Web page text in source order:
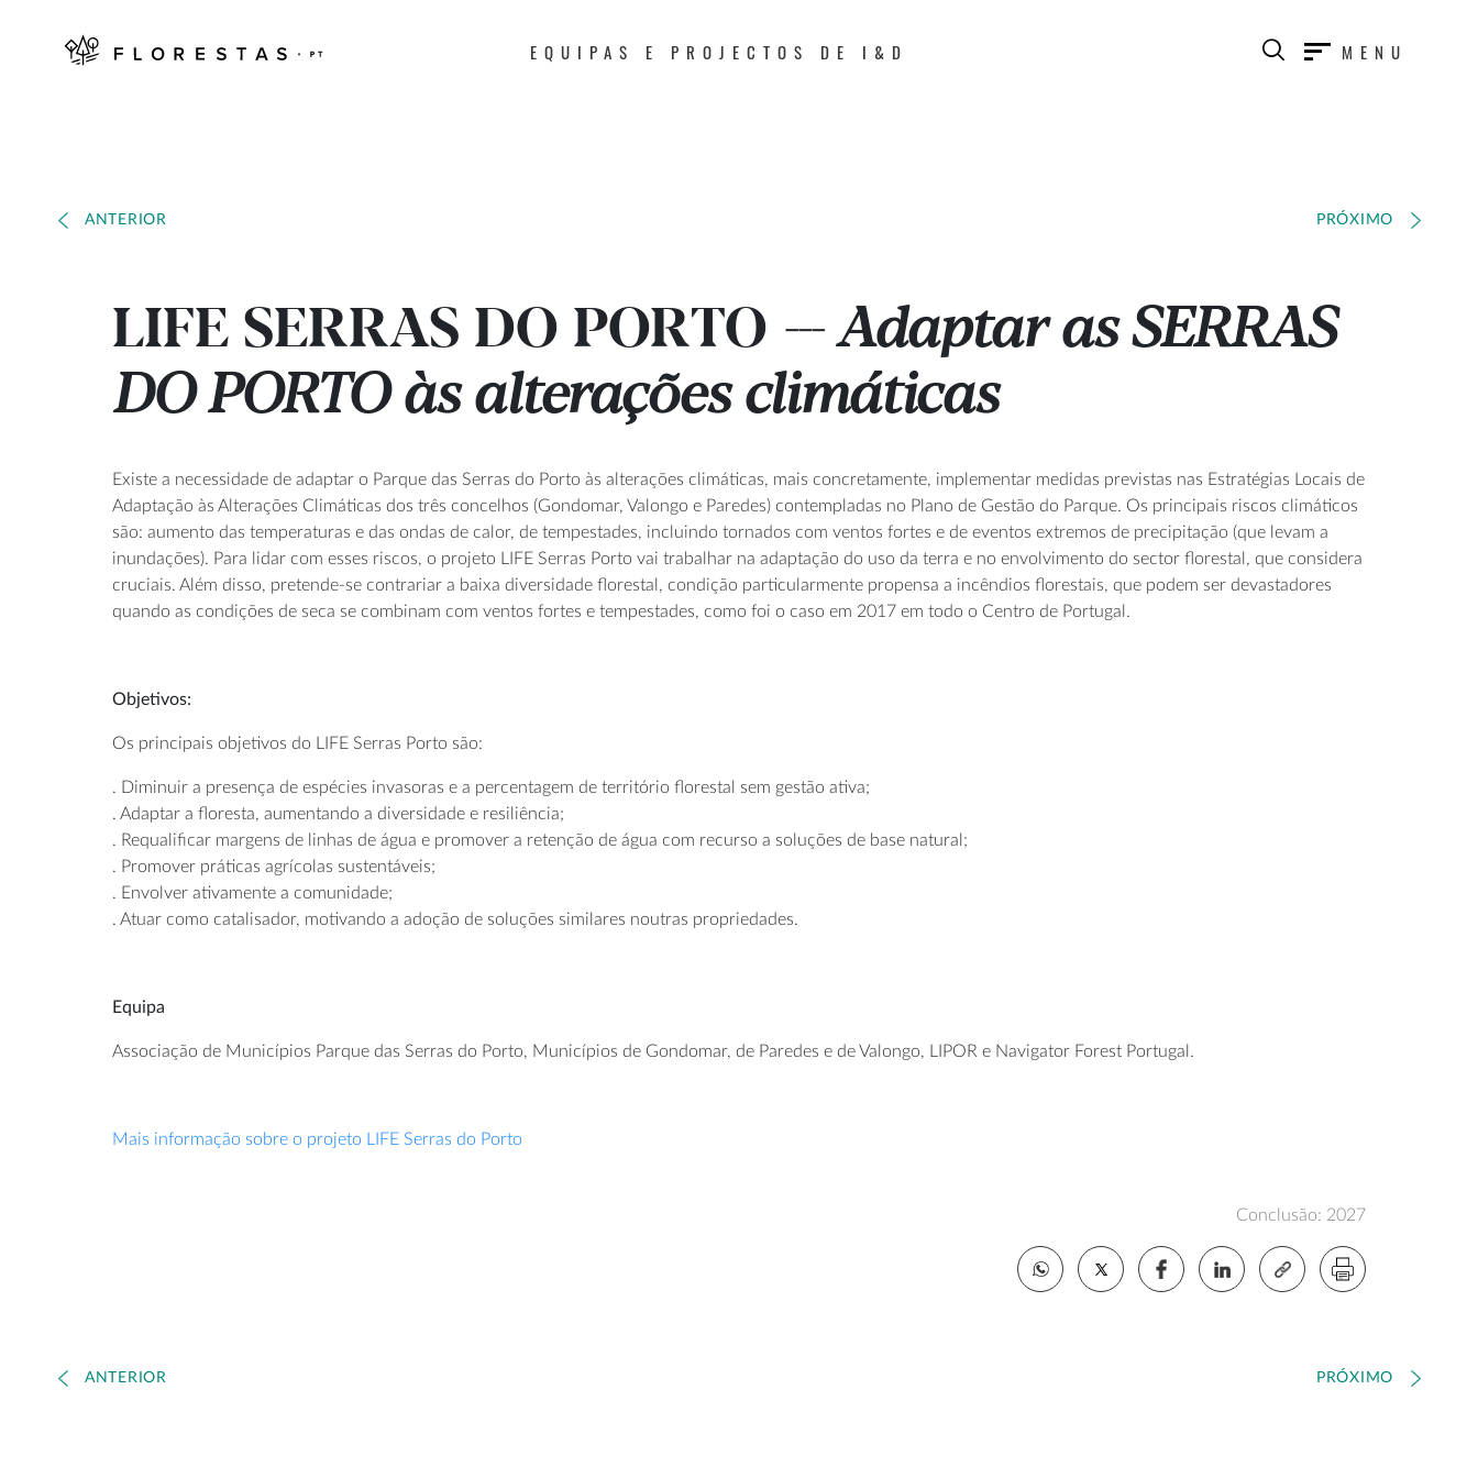
EQUIPAS E PROJECTOS DE I&D MENU
ANTERIOR PRÓXIMO
LIFE SERRAS DO PORTO --- Adaptar as SERRAS
DO PORTO às alterações climáticas
Existe a necessidade de adaptar o Parque das Serras do Porto às alterações climáticas, mais concretamente, implementar medidas previstas nas Estratégias Locais de
Adaptação às Alterações Climáticas dos três concelhos (Gondomar, Valongo e Paredes) contempladas no Plano de Gestão do Parque. Os principais riscos climáticos
são: aumento das temperaturas e das ondas de calor, de tempestades, incluindo tornados com ventos fortes e de eventos extremos de precipitação (que levam a
inundações). Para lidar com esses riscos, o projeto LIFE Serras Porto vai trabalhar na adaptação do uso da terra e no envolvimento do sector florestal, que considera
cruciais. Além disso, pretende-se contrariar a baixa diversidade florestal, condição particularmente propensa a incêndios florestais, que podem ser devastadores
quando as condições de seca se combinam com ventos fortes e tempestades, como foi o caso em 2017 em todo o Centro de Portugal.
Objetivos:
Os principais objetivos do LIFE Serras Porto são:
. Diminuir a presença de espécies invasoras e a percentagem de território florestal sem gestão ativa;
. Adaptar a floresta, aumentando a diversidade e resiliência;
. Requalificar margens de linhas de água e promover a retenção de água com recurso a soluções de base natural;
. Promover práticas agrícolas sustentáveis;
. Envolver ativamente a comunidade;
. Atuar como catalisador, motivando a adoção de soluções similares noutras propriedades.
Equipa
Associação de Municípios Parque das Serras do Porto, Municípios de Gondomar, de Paredes e de Valongo, LIPOR e Navigator Forest Portugal.
Mais informação sobre o projeto LIFE Serras do Porto
Conclusão: 2027
ANTERIOR PRÓXIMO